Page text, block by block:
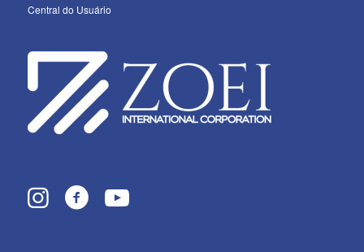
Central do Usuário